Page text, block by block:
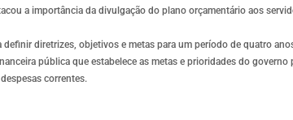
a importância da divulgação do plano orçamentário aos
diretrizes, objetivos e metas para um período de quatro
pública que estabelece as metas e prioridades do governo
correntes.